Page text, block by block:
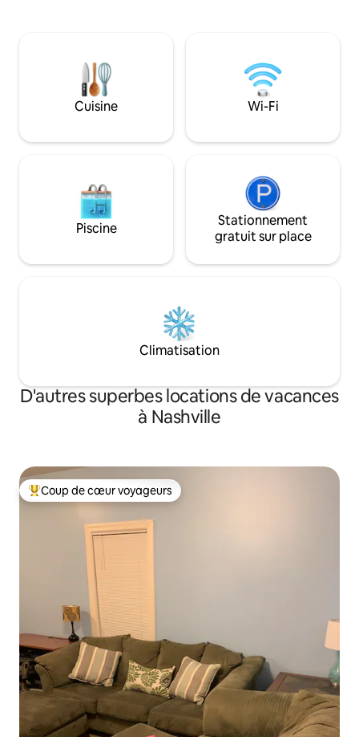
charbon de bois. Échappez aux
distractions trépidantes de la ville
pendant quelques jours, une option
multi-chambres lorsque vous visitez la
et que vous avez besoin de vous
chez-soi loin de chez vous !
Familles et
sport Familles déplacées (assurance)
Visites de la
Cuisine Wi-Fi
Piscine
Stationnement
gratuit sur place
Climatisation
D'autres superbes locations de vacances
à Nashville
Coup de cœur voyageurs parmi les plus aimés
Coup de cœur voyageurs